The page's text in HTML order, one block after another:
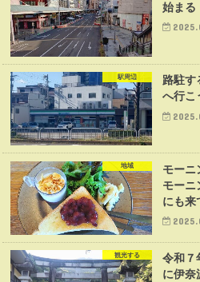
始ま
駅周辺
路駐す
へ行こ
地域
モー
モーニ
にも来
観光する
令和７
に伊奈